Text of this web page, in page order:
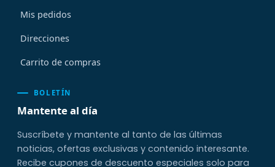
Mis pedidos
Direcciones
Carrito de compras
BOLETÍN
Mantente al día
Suscríbete y mantente al tanto de las últimas
noticias, ofertas exclusivas y contenido interesante.
Recibe cupones de descuento especiales solo para